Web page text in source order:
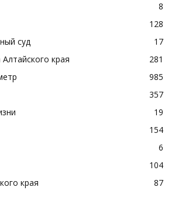
8
128
суд
17
края
281
985
357
19
154
6
104
края
87